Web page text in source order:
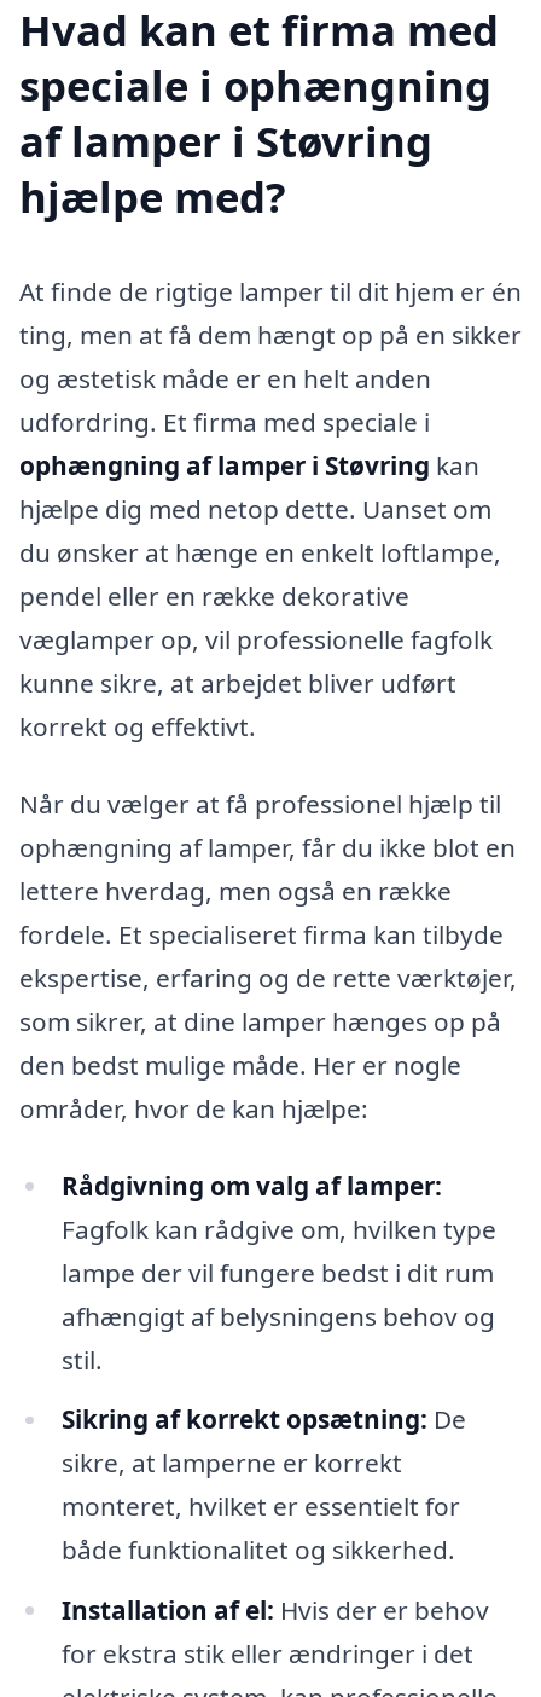
Hvad kan et firma med
speciale i ophængning
af lamper i Støvring
hjælpe med?
At finde de rigtige lamper til dit hjem er én
ting, men at få dem hængt op på en sikker
og æstetisk måde er en helt anden
udfordring. Et firma med speciale i
ophængning af lamper i Støvring kan
hjælpe dig med netop dette. Uanset om
du ønsker at hænge en enkelt loftlampe,
pendel eller en række dekorative
væglamper op, vil professionelle fagfolk
kunne sikre, at arbejdet bliver udført
korrekt og effektivt.
Når du vælger at få professionel hjælp til
ophængning af lamper, får du ikke blot en
lettere hverdag, men også en række
fordele. Et specialiseret firma kan tilbyde
ekspertise, erfaring og de rette værktøjer,
som sikrer, at dine lamper hænges op på
den bedst mulige måde. Her er nogle
områder, hvor de kan hjælpe:
Rådgivning om valg af lamper:
Fagfolk kan rådgive om, hvilken type
lampe der vil fungere bedst i dit rum
afhængigt af belysningens behov og
stil.
Sikring af korrekt opsætning: De
sikre, at lamperne er korrekt
monteret, hvilket er essentielt for
både funktionalitet og sikkerhed.
Installation af el: Hvis der er behov
for ekstra stik eller ændringer i det